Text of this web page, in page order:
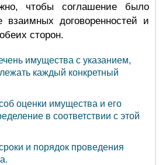
чтобы соглашение было
взаимных договоренностей и
сторон.
имущества с указанием,
каждый конкретный
оценки имущества и его
в соответствии с этой
и порядок проведения